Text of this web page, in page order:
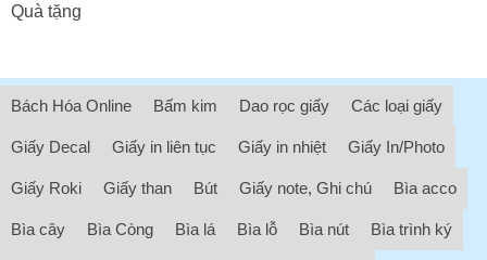
Quà tặng
Bách Hóa Online Bấm kim Dao rọc giấy Các loại giấy
Giấy Decal Giấy in liên tục Giấy in nhiệt Giấy In/Photo
Giấy Roki Giấy than Bút Giấy note, Ghi chú Bìa acco
Bìa cây Bìa Còng Bìa lá Bìa lỗ Bìa nút Bìa trình ký